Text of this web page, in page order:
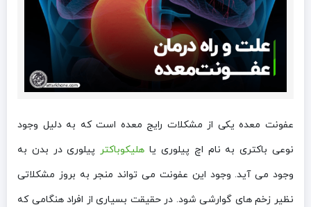
عفونت معده یکی از مشکلات رایج معده است که به دلیل وجود
نوعی باکتری به نام اچ پیلوری یا هلیکوباکتر پیلوری در بدن به
وجود می آید. وجود این عفونت می تواند منجر به بروز مشکلاتی
نظیر زخم های گوارشی شود. در حقیقت بسیاری از افراد هنگامی که